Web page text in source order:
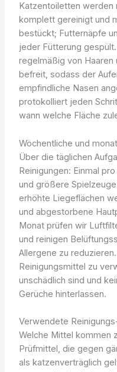
Katzentoiletten
komplett gereinigt und
bestückt; Futternäpfe
jeder Fütterung
regelmäßig von Haaren
befreit, sodass der
empfindliche Nasen
protokolliert jeden
wann welche Fläche
Wöchentliche und
Über die täglichen
Reinigungen: Einmal
und größere
erhöhte Liegeflächen
und abgestorbene
Monat prüfen wir
und reinigen
Allergene zu
Reinigungsmittel zu
unschädlich sind und
Gerüche hinterlassen.
Verwendete
Welche Mittel kommen
Prüfmittel, die gegen
als katzenverträglich